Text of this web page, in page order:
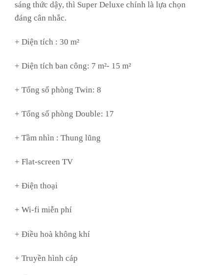
sáng thức dậy, thì Super Deluxe chính là lựa chọn
đáng cân nhắc.
+ Diện tích : 30 m²
+ Diện tích ban công: 7 m²- 15 m²
+ Tổng số phòng Twin: 8
+ Tổng số phòng Double: 17
+ Tầm nhìn : Thung lũng
+ Flat-screen TV
+ Điện thoại
+ Wi-fi miễn phí
+ Điều hoà không khí
+ Truyền hình cáp